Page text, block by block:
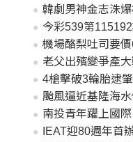
韓劇男神金志洙
今彩539第
機場酪梨吐司要
老父出殯變爭產
4槍擊破3輪胎逮
颱風逼近基隆海
南投青年躍上國
IEAT迎80週年首